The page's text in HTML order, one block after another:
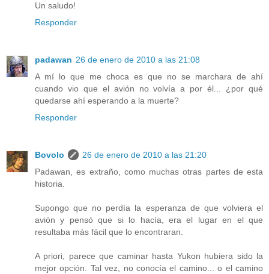
Un saludo!
Responder
padawan 26 de enero de 2010 a las 21:08
A mí lo que me choca es que no se marchara de ahí
cuando vio que el avión no volvía a por él... ¿por qué
quedarse ahí esperando a la muerte?
Responder
Bovolo
26 de enero de 2010 a las 21:20
Padawan, es extraño, como muchas otras partes de esta
historia.
Supongo que no perdía la esperanza de que volviera el
avión y pensó que si lo hacía, era el lugar en el que
resultaba más fácil que lo encontraran.
A priori, parece que caminar hasta Yukon hubiera sido la
mejor opción. Tal vez, no conocía el camino... o el camino